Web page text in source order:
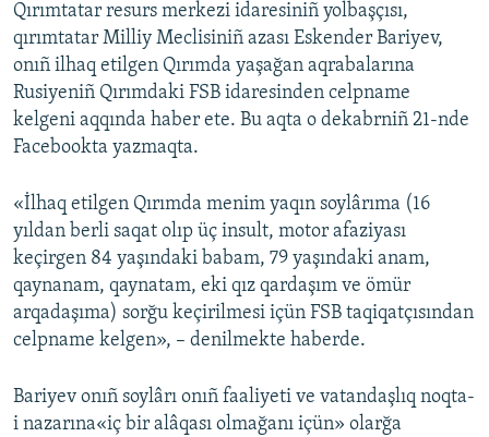
RFE/RS bütün saytları
Qırımtatar resurs merkezi idaresiniñ yolbaşçısı,
qırımtatar Milliy Meclisiniñ azası Eskender Bariyev,
onıñ ilhaq etilgen Qırımda yaşağan aqrabalarına
Rusiyeniñ Qırımdaki FSB idaresinden celpname
kelgeni aqqında haber ete. Bu aqta o dekabrniñ 21-nde
Facebookta yazmaqta.
«İlhaq etilgen Qırımda menim yaqın soylârıma (16
yıldan berli saqat olıp üç insult, motor afaziyası
keçirgen 84 yaşındaki babam, 79 yaşındaki anam,
qaynanam, qaynatam, eki qız qardaşım ve ömür
arqadaşıma) sorğu keçirilmesi içün FSB taqiqatçısından
celpname kelgen», – denilmekte haberde.
Bariyev onıñ soylârı onıñ faaliyeti ve vatandaşlıq noqta-
i nazarına«iç bir alâqası olmağanı içün» olarğa